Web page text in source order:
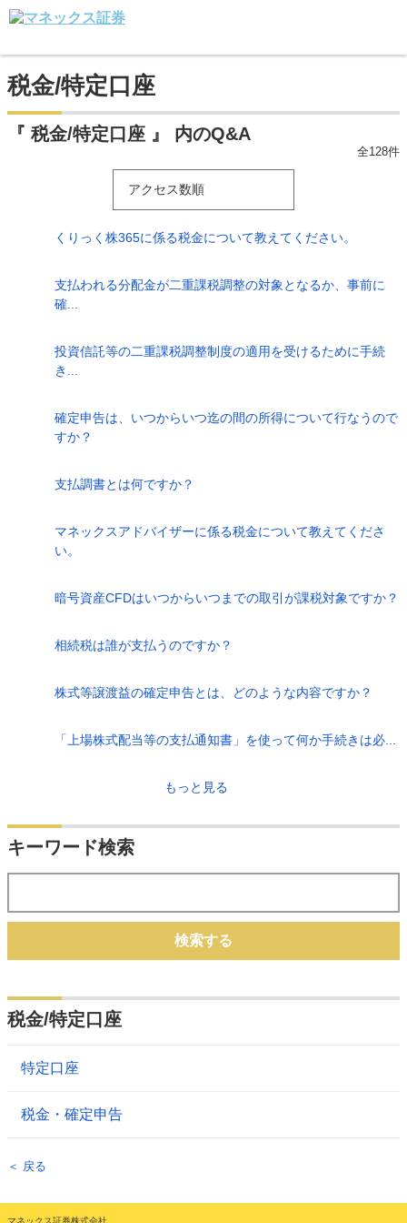
税金/特定口座
『 税金/特定口座 』 内のQ&A
全128件
アクセス数順
くりっく株365に係る税金について教えてください。
支払われる分配金が二重課税調整の対象となるか、事前に
確...
投資信託等の二重課税調整制度の適用を受けるために手続
き...
確定申告は、いつからいつ迄の間の所得について行なうので
すか？
支払調書とは何ですか？
マネックスアドバイザーに係る税金について教えてくださ
い。
暗号資産CFDはいつからいつまでの取引が課税対象ですか？
相続税は誰が支払うのですか？
株式等譲渡益の確定申告とは、どのような内容ですか？
「上場株式配当等の支払通知書」を使って何か手続きは必...
もっと見る
キーワード検索
検索する
税金/特定口座
特定口座
税金・確定申告
＜ 戻る
マネックス証券株式会社